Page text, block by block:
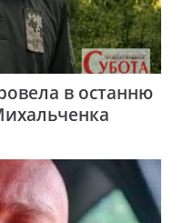
в останню